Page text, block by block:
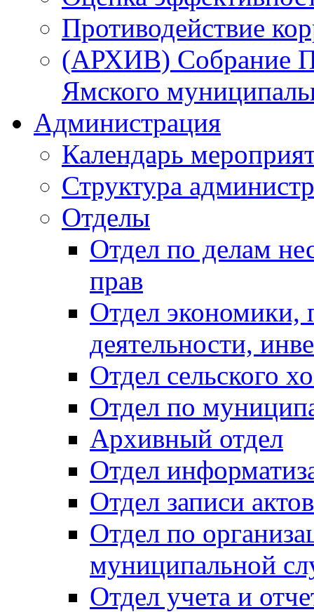
Противодействие
(АРХИВ) Собрание
Ямского
Администрация
Календарь
Структура
Отделы
Отдел по делам
прав
Отдел экономики,
деятельности,
Отдел сельского
Отдел по
Архивный отдел
Отдел
Отдел записи
Отдел по
муниципальной
Отдел учета и